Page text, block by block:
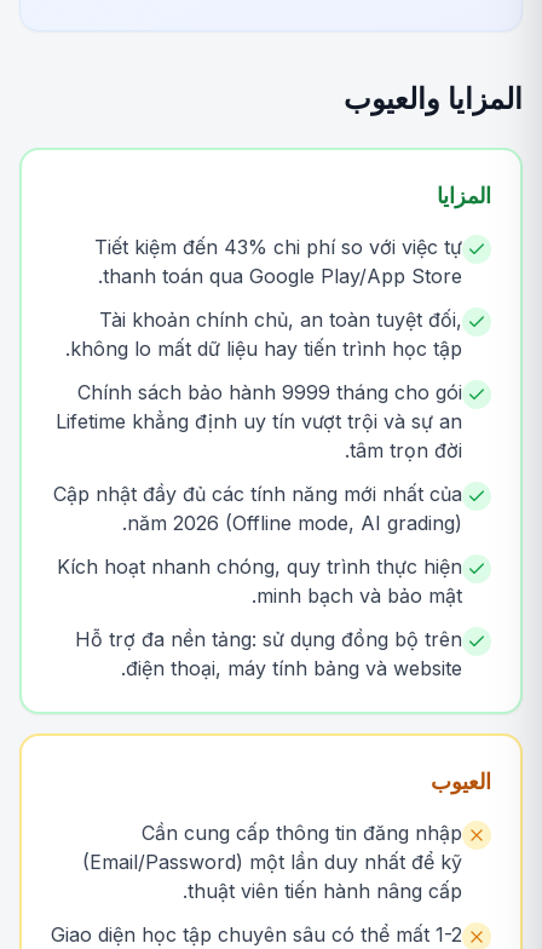
المزايا والعيوب
المزايا
Tiết kiệm đến 43% chi phí so với việc tự
thanh toán qua Google Play/App Store.
Tài khoản chính chủ, an toàn tuyệt đối,
không lo mất dữ liệu hay tiến trình học tập.
Chính sách bảo hành 9999 tháng cho gói
Lifetime khẳng định uy tín vượt trội và sự an
tâm trọn đời.
Cập nhật đầy đủ các tính năng mới nhất của
năm 2026 (Offline mode, AI grading).
Kích hoạt nhanh chóng, quy trình thực hiện
minh bạch và bảo mật.
Hỗ trợ đa nền tảng: sử dụng đồng bộ trên
điện thoại, máy tính bảng và website.
العيوب
Cần cung cấp thông tin đăng nhập
(Email/Password) một lần duy nhất để kỹ
thuật viên tiến hành nâng cấp.
Giao diện học tập chuyên sâu có thể mất 1-2